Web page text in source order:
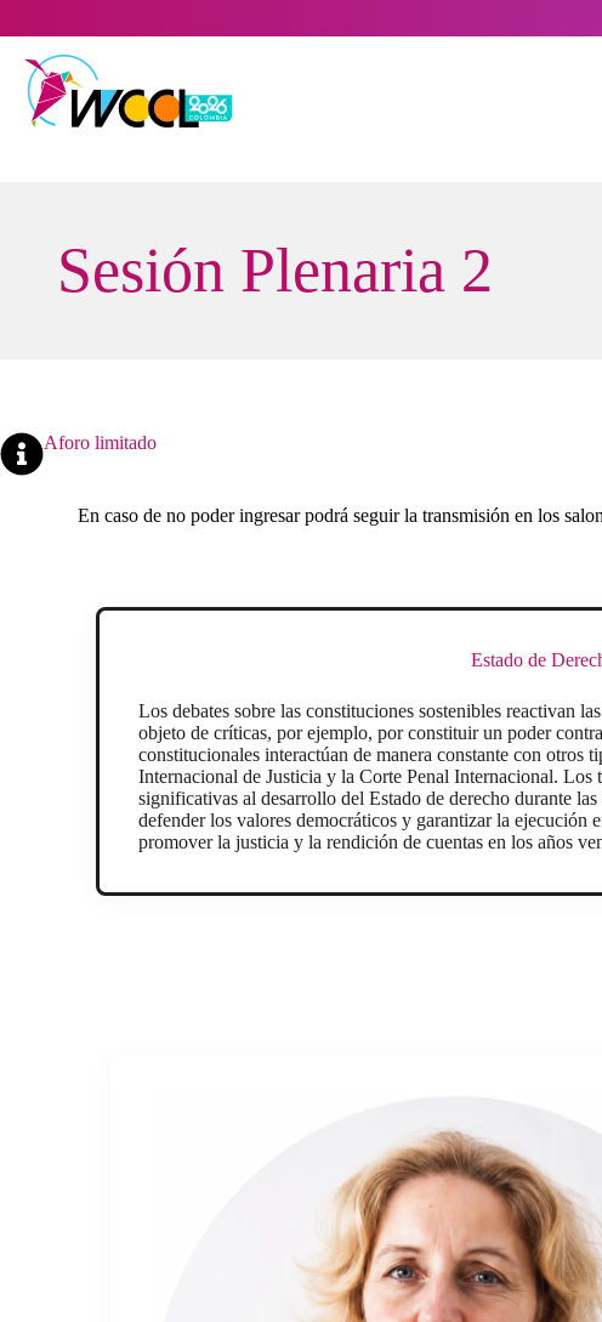
contenido
Sesión Plenaria 2
Aforo limitado
En caso de no poder ingresar podrá seguir la transmisión en los
Estado de
Los debates sobre las constituciones sostenibles reactivan
objeto de críticas, por ejemplo, por constituir un poder
constitucionales interactúan de manera constante con otros
Internacional de Justicia y la Corte Penal Internacional.
significativas al desarrollo del Estado de derecho durante
defender los valores democráticos y garantizar la ejecución
promover la justicia y la rendición de cuentas en los años